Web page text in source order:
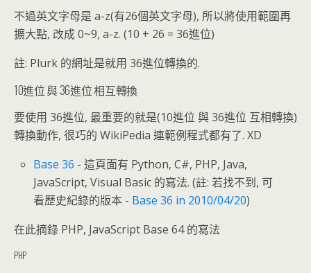
不過英文字母是 a-z(有26個英文字母), 所以將使用範圍再
擴大點, 改成 0~9, a-z. (10 + 26 = 36進位)
註: Plurk 的網址是就用 36進位轉換的.
10進位 與 36進位 相互轉換
要使用 36進位, 最重要的就是(10進位 與 36進位 互相轉換)
轉換動作, 很巧的 WikiPedia 連範例程式都有了. XD
Base 36 - 這頁面有 Python, C#, PHP, Java,
JavaScript, Visual Basic 的寫法. (註: 若找不到, 可
看歷史紀錄的版本 - Base 36 in 2010/04/20)
在此摘錄 PHP, JavaScript Base 64 的寫法
PHP